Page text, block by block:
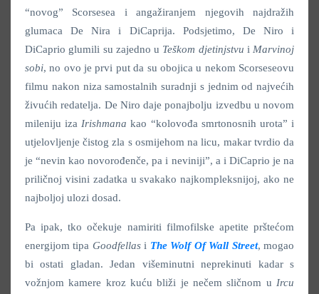
“novog” Scorsesea i angažiranjem njegovih najdražih
glumaca De Nira i DiCaprija. Podsjetimo, De Niro i
DiCaprio glumili su zajedno u Teškom djetinjstvu i Marvinoj
sobi, no ovo je prvi put da su obojica u nekom Scorseseovu
filmu nakon niza samostalnih suradnji s jednim od najvećih
živućih redatelja. De Niro daje ponajbolju izvedbu u novom
mileniju iza Irishmana kao “kolovođa smrtonosnih urota” i
utjelovljenje čistog zla s osmijehom na licu, makar tvrdio da
je “nevin kao novorođenče, pa i neviniji”, a i DiCaprio je na
priličnoj visini zadatka u svakako najkompleksnijoj, ako ne
najboljoj ulozi dosad.
Pa ipak, tko očekuje namiriti filmofilske apetite prštećom
energijom tipa Goodfellasi The Wolf Of Wall Street, mogao
bi ostati gladan. Jedan višeminutni neprekinuti kadar s
vožnjom kamere kroz kuću bliži je nečem sličnom u Ircu